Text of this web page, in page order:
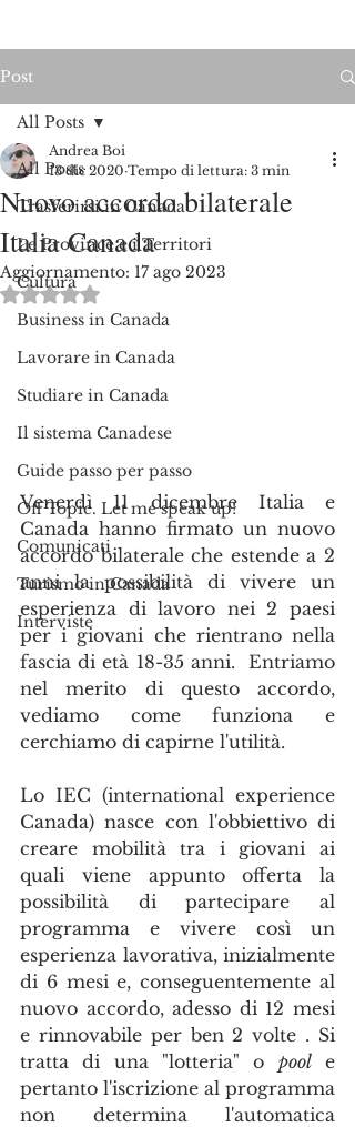
Post
All Posts
Trasferirsi in Canada
Le Province e i Territori
Cultura
Business in Canada
Lavorare in Canada
Studiare in Canada
Il sistema Canadese
Guide passo per passo
Off Topic. Let me speak up!
Comunicati
Turismo in Canada
Interviste
All Posts
Nuovo accordo bilaterale
Italia Canada
Andrea Boi
13 dic 2020 Tempo di lettura: 3 min
Aggiornamento: 17 ago 2023
Valutazione NaN stelle su 5.
Venerdì 11 dicembre Italia e
Canada hanno firmato un nuovo
accordo bilaterale che estende a 2
anni la possibilità di vivere un
esperienza di lavoro nei 2 paesi
per i giovani che rientrano nella
fascia di età 18-35 anni.  Entriamo
nel merito di questo accordo,
vediamo come funziona e
cerchiamo di capirne l'utilità.
Lo IEC (international experience
Canada) nasce con l'obbiettivo di
creare mobilità tra i giovani ai
quali viene appunto offerta la
possibilità di partecipare al
programma e vivere così un
esperienza lavorativa, inizialmente
di 6 mesi e, conseguentemente al
nuovo accordo, adesso di 12 mesi
e rinnovabile per ben 2 volte . Si
tratta di una "lotteria" o pool e
pertanto l'iscrizione al programma
non determina l'automatica